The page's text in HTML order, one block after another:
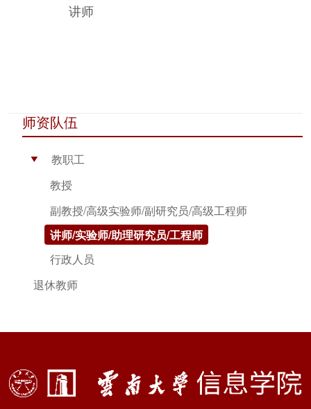
讲师
师资队伍
▶
教职工
教授
副教授/高级实验师/副研究员/高级工程师
讲师/实验师/助理研究员/工程师
行政人员
退休教师